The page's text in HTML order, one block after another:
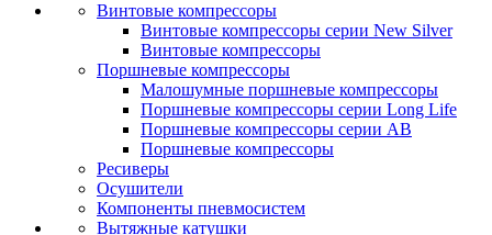
Винтовые компрессоры
Винтовые компрессоры серии New Silver
Винтовые компрессоры
Поршневые компрессоры
Малошумные поршневые компрессоры
Поршневые компрессоры серии Long Life
Поршневые компрессоры серии AB
Поршневые компрессоры
Ресиверы
Осушители
Компоненты пневмосистем
Вытяжные катушки